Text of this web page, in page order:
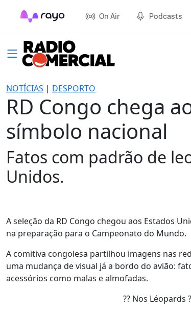
On Air Podcasts
NOTÍCIAS | DESPORTO
RD Congo chega
símbolo nacional
Fatos com padrão de
Unidos.
A seleção da RD Congo chegou aos Estados
na preparação para o Campeonato do Mundo.
A comitiva congolesa partilhou imagens nas
uma mudança de visual já a bordo do avião:
acessórios como malas e almofadas.
?? Nos Léopards